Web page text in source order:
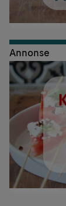
Annonse